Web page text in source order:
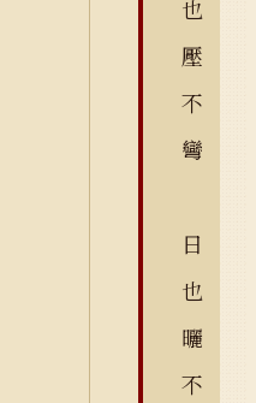
也
壓
不
彎
日
也
曬
不